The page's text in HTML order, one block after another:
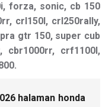
forza, sonic, cb 150
crl150l, crl250rally,
gtr 150, super cub
cbr1000rr, crf1100l,
halaman honda